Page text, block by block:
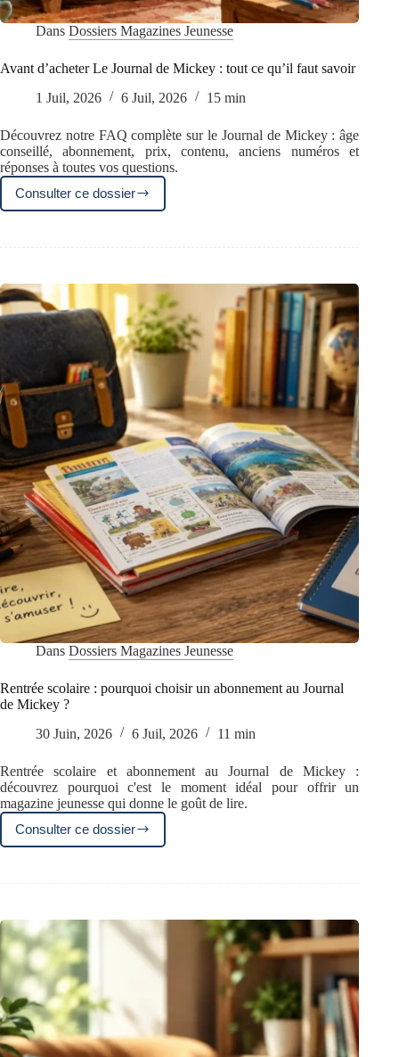
Dans Dossiers Magazines Jeunesse
Avant d’acheter Le Journal de Mickey : tout ce qu’il faut savoir
1 Juil, 2026
6 Juil, 2026 15 min
Découvrez notre FAQ complète sur le Journal de Mickey : âge
conseillé, abonnement, prix, contenu, anciens numéros et
réponses à toutes vos questions.
Consulter ce dossier
Avant
d’acheter
Journal
tout
ce
qu’il
savoir
Dans Dossiers Magazines Jeunesse
Rentrée scolaire : pourquoi choisir un abonnement au Journal
de Mickey ?
30 Juin, 2026
6 Juil, 2026 11 min
Rentrée scolaire et abonnement au Journal de Mickey :
découvrez pourquoi c'est le moment idéal pour offrir un
magazine jeunesse qui donne le goût de lire.
Consulter ce dossier
Rentrée
scolaire
pourquoi
abonnement
Journal
Mickey
?